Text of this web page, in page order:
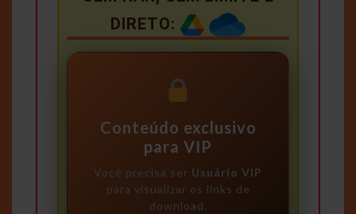
DIRETO:
Conteúdo exclusivo
para VIP
Você precisa ser Usuário VIP
para visualizar os links de
download.